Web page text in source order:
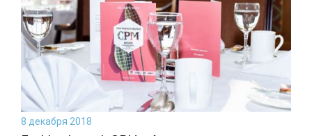
8 декабря 2018